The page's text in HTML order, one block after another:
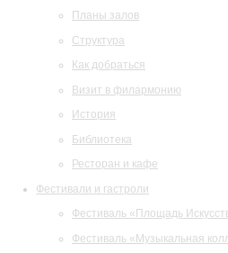
Планы залов
Структура
Как добраться
Визит в филармонию
История
Библиотека
Ресторан и кафе
Фестивали и гастроли
Фестиваль «Площадь
Фестиваль «Музыкальная